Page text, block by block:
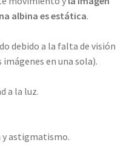
albina es estática.
debido a la falta de visión
en una sola).
a la luz.
astigmatismo.